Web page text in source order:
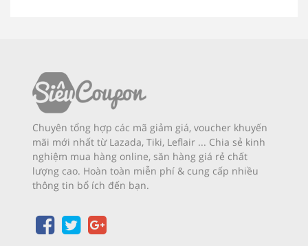
Chuyên tổng hợp các mã giảm giá, voucher khuyến
mãi mới nhất từ Lazada, Tiki, Leflair ... Chia sẻ kinh
nghiệm mua hàng online, săn hàng giá rẻ chất
lượng cao. Hoàn toàn miễn phí & cung cấp nhiều
thông tin bổ ích đến bạn.